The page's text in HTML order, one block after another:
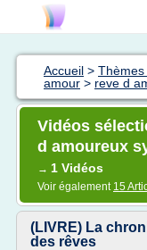
Accueil > Thèmes
amour > reve d
Vidéos
d amoureux
→ 1 Vidéos
Voir également 15
(LIVRE) La
des rêves